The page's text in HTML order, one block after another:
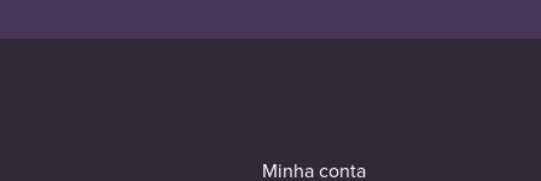
Minha conta